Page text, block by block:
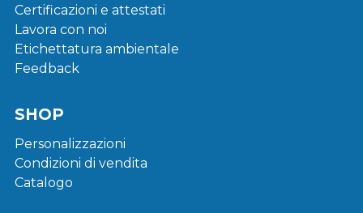
Certificazioni e attestati
Lavora con noi
Etichettatura ambientale
Feedback
SHOP
Personalizzazioni
Condizioni di vendita
Catalogo